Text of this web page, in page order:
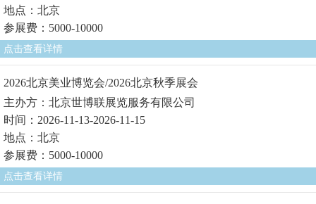
地点：北京
参展费：5000-10000
点击查看详情
2026北京美业博览会/2026北京秋季展会
主办方：北京世博联展览服务有限公司
时间：2026-11-13-2026-11-15
地点：北京
参展费：5000-10000
点击查看详情